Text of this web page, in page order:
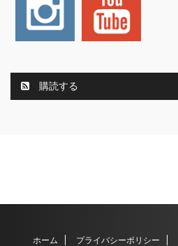
購読する
ホーム プライバシーポリシー